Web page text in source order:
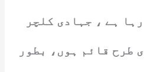
ہے ، جہادی کلچر
طرح قائم ہوں، بطور